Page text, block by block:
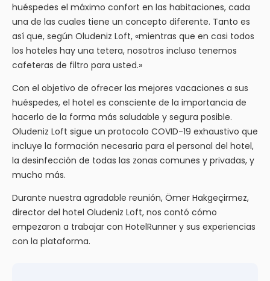
huéspedes el máximo confort en las habitaciones, cada
una de las cuales tiene un concepto diferente. Tanto es
así que, según Oludeniz Loft, «mientras que en casi todos
los hoteles hay una tetera, nosotros incluso tenemos
cafeteras de filtro para usted.»
Con el objetivo de ofrecer las mejores vacaciones a sus
huéspedes, el hotel es consciente de la importancia de
hacerlo de la forma más saludable y segura posible.
Oludeniz Loft sigue un protocolo COVID-19 exhaustivo que
incluye la formación necesaria para el personal del hotel,
la desinfección de todas las zonas comunes y privadas, y
mucho más.
Durante nuestra agradable reunión, Ömer Hakgeçirmez,
director del hotel Oludeniz Loft, nos contó cómo
empezaron a trabajar con HotelRunner y sus experiencias
con la plataforma.